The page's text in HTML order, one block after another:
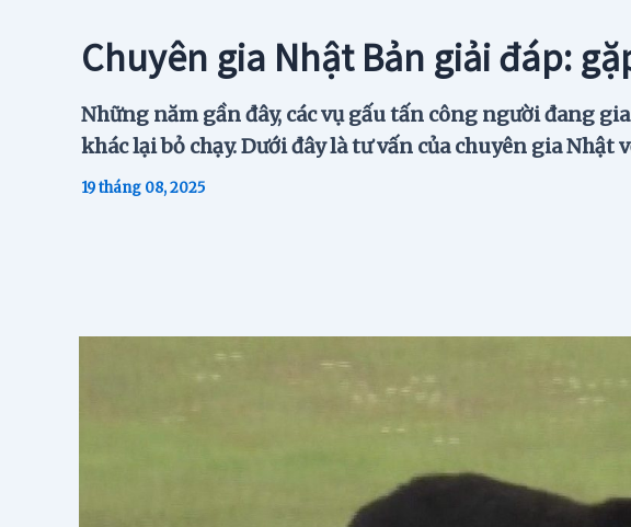
Chuyên gia Nhật Bản giải đáp:
Những năm gần đây, các vụ gấu tấn công người đang
khác lại bỏ chạy. Dưới đây là tư vấn của chuyên gia
19 tháng 08, 2025